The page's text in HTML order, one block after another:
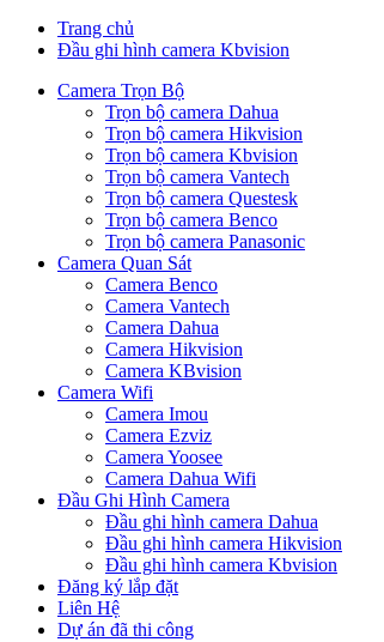
Trang chủ
Đầu ghi hình camera Kbvision
Camera Trọn Bộ
Trọn bộ camera Dahua
Trọn bộ camera Hikvision
Trọn bộ camera Kbvision
Trọn bộ camera Vantech
Trọn bộ camera Questesk
Trọn bộ camera Benco
Trọn bộ camera Panasonic
Camera Quan Sát
Camera Benco
Camera Vantech
Camera Dahua
Camera Hikvision
Camera KBvision
Camera Wifi
Camera Imou
Camera Ezviz
Camera Yoosee
Camera Dahua Wifi
Đầu Ghi Hình Camera
Đầu ghi hình camera Dahua
Đầu ghi hình camera Hikvision
Đầu ghi hình camera Kbvision
Đăng ký lắp đặt
Liên Hệ
Dự án đã thi công